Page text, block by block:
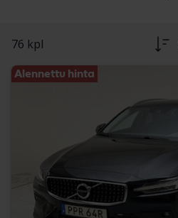
76 kpl
Alennettu hinta